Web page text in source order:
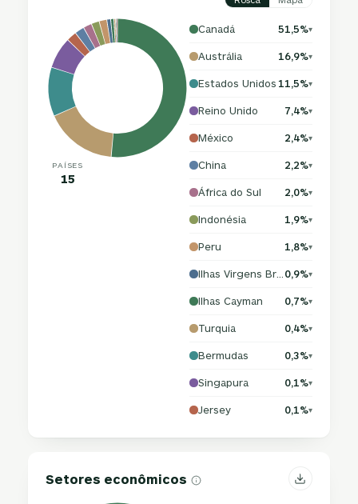
PAÍSES
15
Canadá 51,5%▾
Austrália 16,9%▾
Estados Unidos11,5%▾
Reino Unido 7,4%▾
México 2,4%▾
China 2,2%▾
África do Sul 2,0%▾
Indonésia 1,9%▾
Peru 1,8%▾
0,9%▾
Ilhas Cayman 0,7%▾
Turquia 0,4%▾
Bermudas 0,3%▾
Singapura 0,1%▾
Jersey 0,1%▾
Setores econômicos